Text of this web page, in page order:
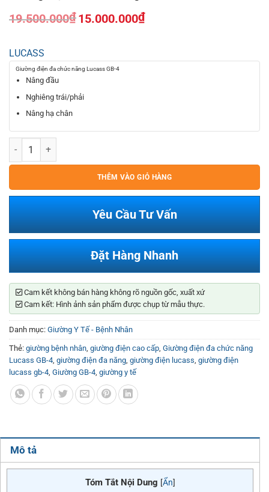
19.500.000₫
là:
19.500.000₫.
15.000.000₫
tại
là:
15.000.000₫.
LUCASS
Giường điện đa chức năng Lucass GB-4
Nâng đầu
Nghiêng trái/phải
Nâng hạ chân
Giường Điện Đa Chức Năng Lucass GB-4 số lượng
THÊM VÀO GIỎ HÀNG
Yêu Cầu Tư Vấn
Đặt Hàng Nhanh
Cam kết không bán hàng không rõ nguồn gốc, xuất xứ
Cam kết: Hình ảnh sản phẩm được chụp từ mẫu thực.
Danh mục: Giường Y Tế - Bệnh Nhân
Thẻ: giường bệnh nhân, giường điện cao cấp, Giường điện đa chức năng
Lucass GB-4, giường điện đa năng, giường điện lucass, giường điện
lucass gb-4, Giường GB-4, giường y tế
Mô tả
Tóm Tắt Nội Dung [Ẩn]